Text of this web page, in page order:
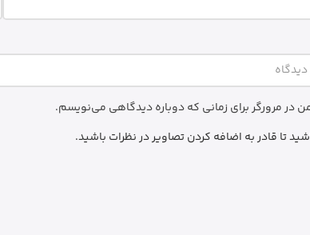
در مرورگر برای زمانی که دوباره دیدگاهی می‌نویسم.
تا قادر به اضافه کردن تصاویر در نظرات باشید.